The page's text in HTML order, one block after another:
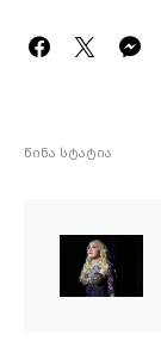
წინა სტატია